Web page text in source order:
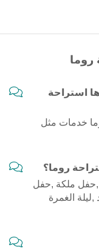
روما
استراحة
خدمات مثل
روما؟
,حفل ملكة ,حفل
الغمرة